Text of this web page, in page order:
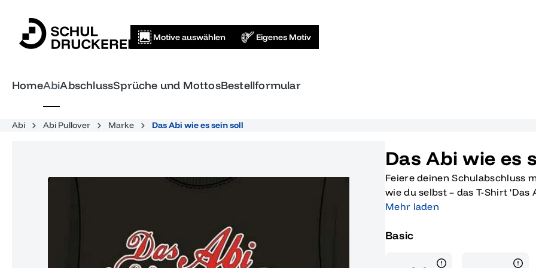
Motive auswählen Eigenes Motiv
HomeAbiAbschlussSprüche und MottosBestellformular
Abi Abi Pullover Marke Das Abi wie es sein soll
Das Abi wie es
Feiere deinen Schulabschluss
wie du selbst – das T-Shirt 'Das
T-Shirt mit seinem auffälligen
Individualität zu betonen. Egal,
diese wichtige Lebensetappe
Mehr laden
Basic